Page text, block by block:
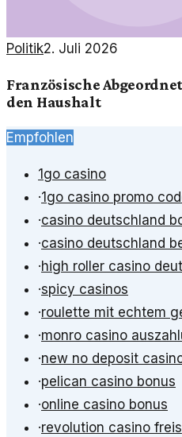
Politik2. Juli 2026
Französische
den Haushalt
Empfohlen
1go casino
·1go casino promo
·casino deutschland
·casino deutschland
·high roller casino
·spicy casinos
·roulette mit echtem
·monro casino
·new no deposit
·pelican casino bonus
·online casino bonus
·revolution casino